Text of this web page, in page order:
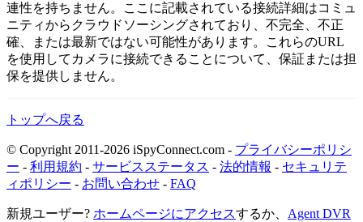
連性を持ちません。ここに記載されている接続詳細はコミュ
ニティからクラウドソーシングされており、不完全、不正
確、または最新ではない可能性があります。これらのURL
を使用してカメラに接続できることについて、保証または担
保を提供しません。
トップへ戻る
© Copyright 2011-2026 iSpyConnect.com - プライバシーポリシ
ー - 利用規約 - サービスステータス - 法的情報 - セキュリテ
ィポリシー - お問い合わせ - FAQ
新規ユーザー? ホームページにアクセスするか、 Agent DVR